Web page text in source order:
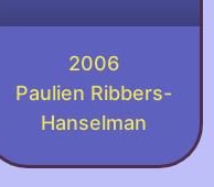
2006
Paulien Ribbers-
Hanselman